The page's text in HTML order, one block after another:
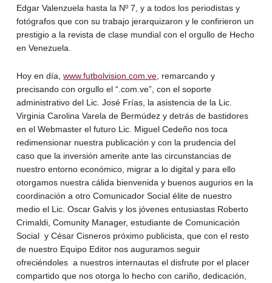
Edgar Valenzuela hasta la Nº 7, y a todos los periodistas y
fotógrafos que con su trabajo jerarquizaron y le confirieron un
prestigio a la revista de clase mundial con el orgullo de Hecho
en Venezuela.
Hoy en día, www.futbolvision.com.ve, remarcando y
precisando con orgullo el “.com.ve”, con el soporte
administrativo del Lic. José Frías, la asistencia de la Lic.
Virginia Carolina Varela de Bermúdez y detrás de bastidores
en el Webmaster el futuro Lic. Miguel Cedeño nos toca
redimensionar nuestra publicación y con la prudencia del
caso que la inversión amerite ante las circunstancias de
nuestro entorno económico, migrar a lo digital y para ello
otorgamos nuestra cálida bienvenida y buenos augurios en la
coordinación a otro Comunicador Social élite de nuestro
medio el Lic. Oscar Galvis y los jóvenes entusiastas Roberto
Crimaldi, Comunity Manager, estudiante de Comunicación
Social y César Cisneros próximo publicista, que con el resto
de nuestro Equipo Editor nos auguramos seguir
ofreciéndoles a nuestros internautas el disfrute por el placer
compartido que nos otorga lo hecho con cariño, dedicación,